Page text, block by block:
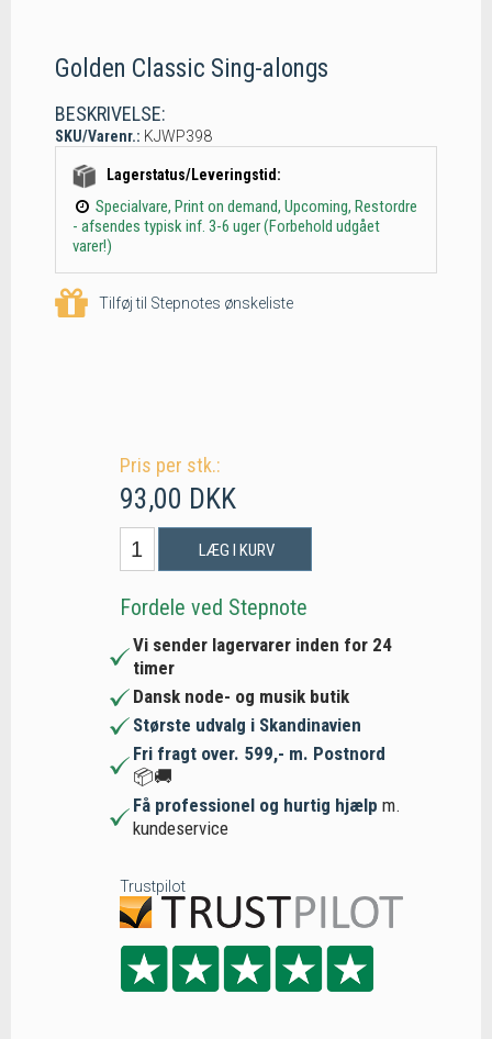
Golden Classic Sing-alongs
BESKRIVELSE:
SKU/Varenr.: KJWP398
Lagerstatus/Leveringstid:
Specialvare, Print on demand, Upcoming, Restordre
- afsendes typisk inf. 3-6 uger (Forbehold udgået
varer!)
Tilføj til Stepnotes ønskeliste
Pris per stk.:
93,00 DKK
LÆG I KURV
Fordele ved Stepnote
Vi sender lagervarer inden for 24
timer
Dansk node- og musik butik
Største udvalg i Skandinavien
Fri fragt over. 599,- m. Postnord
📦🚚
Få professionel og hurtig hjælp m.
kundeservice
Trustpilot